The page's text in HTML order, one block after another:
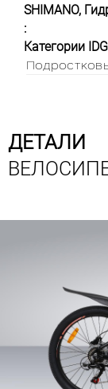
SHIMANO,
:
Категории
ДЕТАЛИ